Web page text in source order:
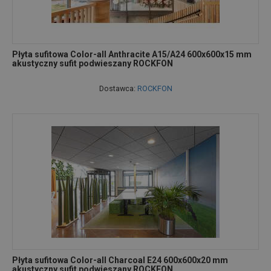
Płyta sufitowa Color-all Anthracite A15/A24 600x600x15 mm
akustyczny sufit podwieszany ROCKFON
Dostawca: ROCKFON
Płyta sufitowa Color-all Charcoal E24 600x600x20 mm